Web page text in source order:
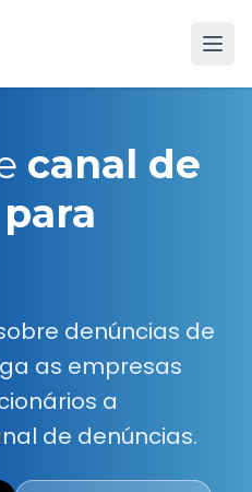
canal de
denúncias de
as empresas
a
de denúncias.